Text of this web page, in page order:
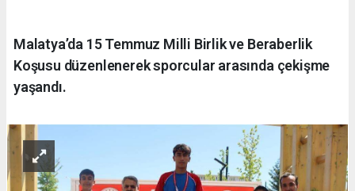
Malatya’da 15 Temmuz Milli Birlik ve Beraberlik
Koşusu düzenlenerek sporcular arasında çekişme
yaşandı.